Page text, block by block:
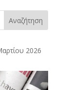
Αναζήτηση
2026